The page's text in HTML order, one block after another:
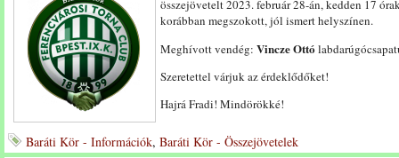
összejövetelt 2023. február 28-án, kedden 17
korábban megszokott, jól ismert helyszínen.
Meghívott vendég: Vincze Ottó
Szeretettel várjuk az érdeklődőket!
Hajrá Fradi! Mindörökké!
Baráti Kör - Információk, Baráti Kör - Összejövetelek